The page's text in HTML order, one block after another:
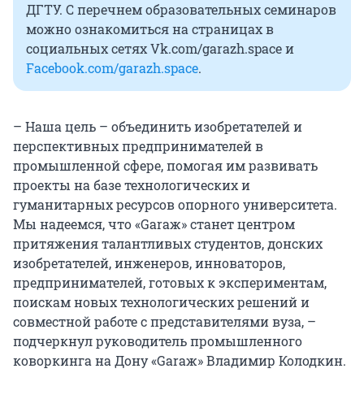
ДГТУ. С перечнем образовательных семинаров
можно ознакомиться на страницах в
социальных сетях Vk.com/garazh.space и
Facebook.com/garazh.space.
– Наша цель – объединить изобретателей и
перспективных предпринимателей в
промышленной сфере, помогая им развивать
проекты на базе технологических и
гуманитарных ресурсов опорного университета.
Мы надеемся, что «Garaж» станет центром
притяжения талантливых студентов, донских
изобретателей, инженеров, инноваторов,
предпринимателей, готовых к экспериментам,
поискам новых технологических решений и
совместной работе с представителями вуза, –
подчеркнул руководитель промышленного
коворкинга на Дону «Garaж» Владимир Колодкин.